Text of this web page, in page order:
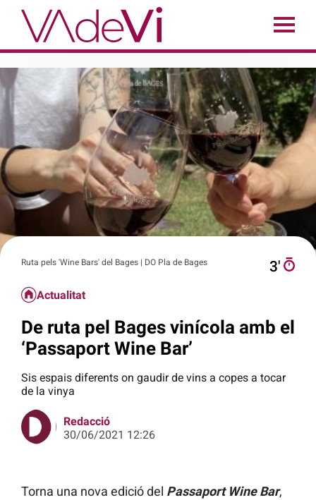
Ruta pels 'Wine Bars' del Bages | DO Pla de Bages 3′
Actualitat
De ruta pel Bages vinícola amb el
‘Passaport Wine Bar’
Sis espais diferents on gaudir de vins a copes a tocar
de la vinya
Redacció
30/06/2021 12:26
Torna una nova edició del Passaport Wine Bar,